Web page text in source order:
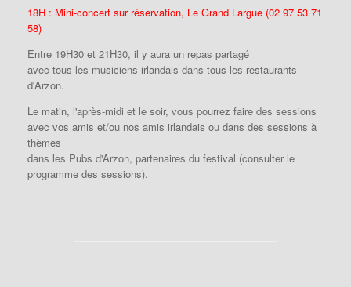
18H : Mini-concert sur réservation, Le Grand Largue (02 97 53 71
58)
Entre 19H30 et 21H30, il y aura un repas partagé
avec tous les musiciens irlandais dans tous les restaurants
d'Arzon.
Le matin, l'après-midi et le soir, vous pourrez faire des sessions
avec vos amis et/ou nos amis irlandais ou dans des sessions à
thèmes
dans les Pubs d'Arzon, partenaires du festival (consulter le
programme des sessions).